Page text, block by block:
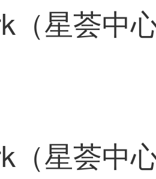
（星荟中
（星荟中